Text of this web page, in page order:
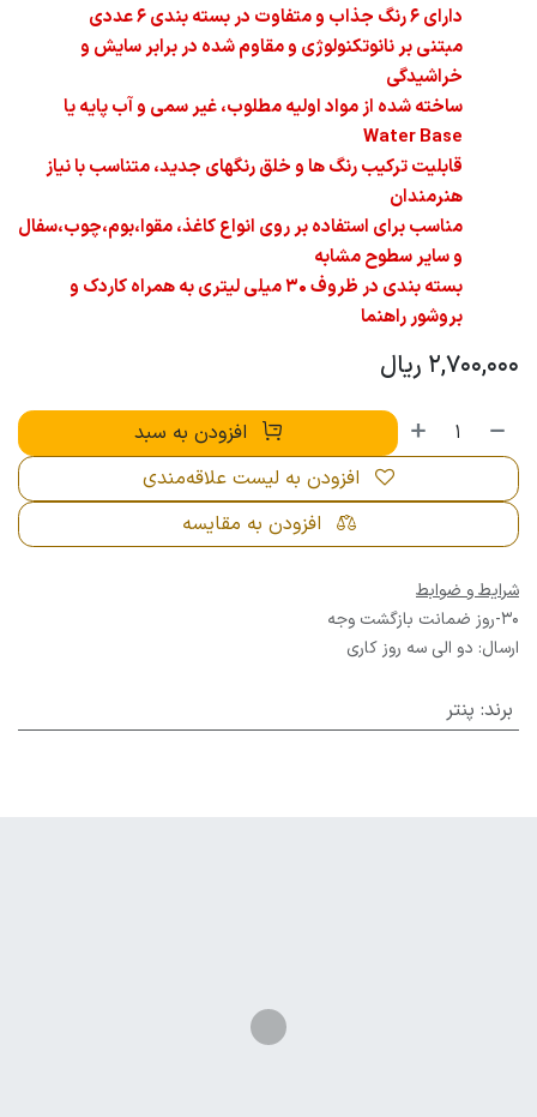
دارای 6 رنگ جذاب و متفاوت در بسته بندی 6 عددی
مبتنی بر نانوتکنولوژی و مقاوم شده در برابر سایش و
خراشیدگی
ساخته شده از مواد اولیه مطلوب، غیر سمی و آب پایه یا
Water Base
قابلیت ترکیب رنگ ها و خلق رنگهای جدید، متناسب با نیاز
هنرمندان
مناسب برای استفاده بر روی انواع کاغذ، مقوا،بوم،چوب،سفال
و سایر سطوح مشابه
بسته بندی در ظروف 30 میلی لیتری به همراه کاردک و
بروشور راهنما
2,700,000 ریال
افزودن به سبد
افزودن به مقایسه
افزودن به لیست علاقه‌مندی
شرایط و ضوابط
30-روز ضمانت بازگشت وجه
ارسال: دو الی سه روز کاری
برند: پنتر